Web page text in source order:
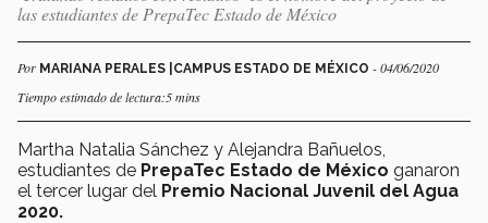
las estudiantes de PrepaTec Estado de México
Por MARIANA PERALES |CAMPUS ESTADO DE MÉXICO - 04/06/2020
Tiempo estimado de lectura:5 mins
Martha Natalia Sánchez y Alejandra Bañuelos,
estudiantes de PrepaTec Estado de México ganaron
el tercer lugar del Premio Nacional Juvenil del Agua
2020.